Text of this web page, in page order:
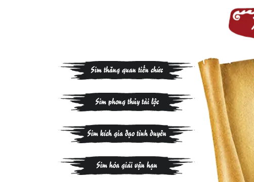
Sim thăng quan tiến chức
Sim phong thủy tài lộc
Sim kích gia đạo tình duyên
Sim hóa giải vận hạn